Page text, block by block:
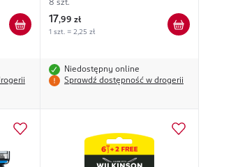
8 szt.
17,99 zł
1 szt. = 2,25 zł
Niedostępny online
Sprawdź dostępność w drogerii